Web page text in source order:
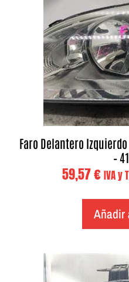
Faro Delantero Izquierdo
–
59,57€ IVA y
Añadir